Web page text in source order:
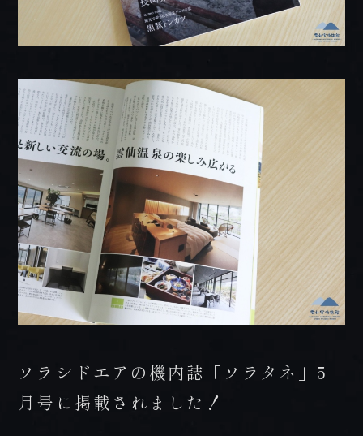
tel.0957-73-3331
【お問合せ受付時間】
月～金 9:00～18:00 / 土・日・祝 10:00～18:00
〒854-0621 長崎県雲仙市小浜町雲仙320番地
FAX 0957-73-2313
お知らせ
会社概要・求人情報
プライバシーポリシー・宿泊約款
ソラシドエアの機内誌「ソラタネ」5
月号に掲載されました！